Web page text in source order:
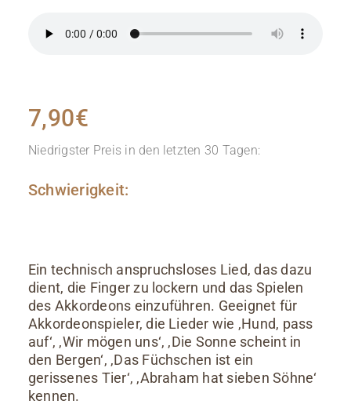
7,90€
Niedrigster Preis in den letzten 30 Tagen:
Schwierigkeit:
Ein technisch anspruchsloses Lied, das dazu
dient, die Finger zu lockern und das Spielen
des Akkordeons einzuführen. Geeignet für
Akkordeonspieler, die Lieder wie ‚Hund, pass
auf‘, ‚Wir mögen uns‘, ‚Die Sonne scheint in
den Bergen‘, ‚Das Füchschen ist ein
gerissenes Tier‘, ‚Abraham hat sieben Söhne‘
kennen.